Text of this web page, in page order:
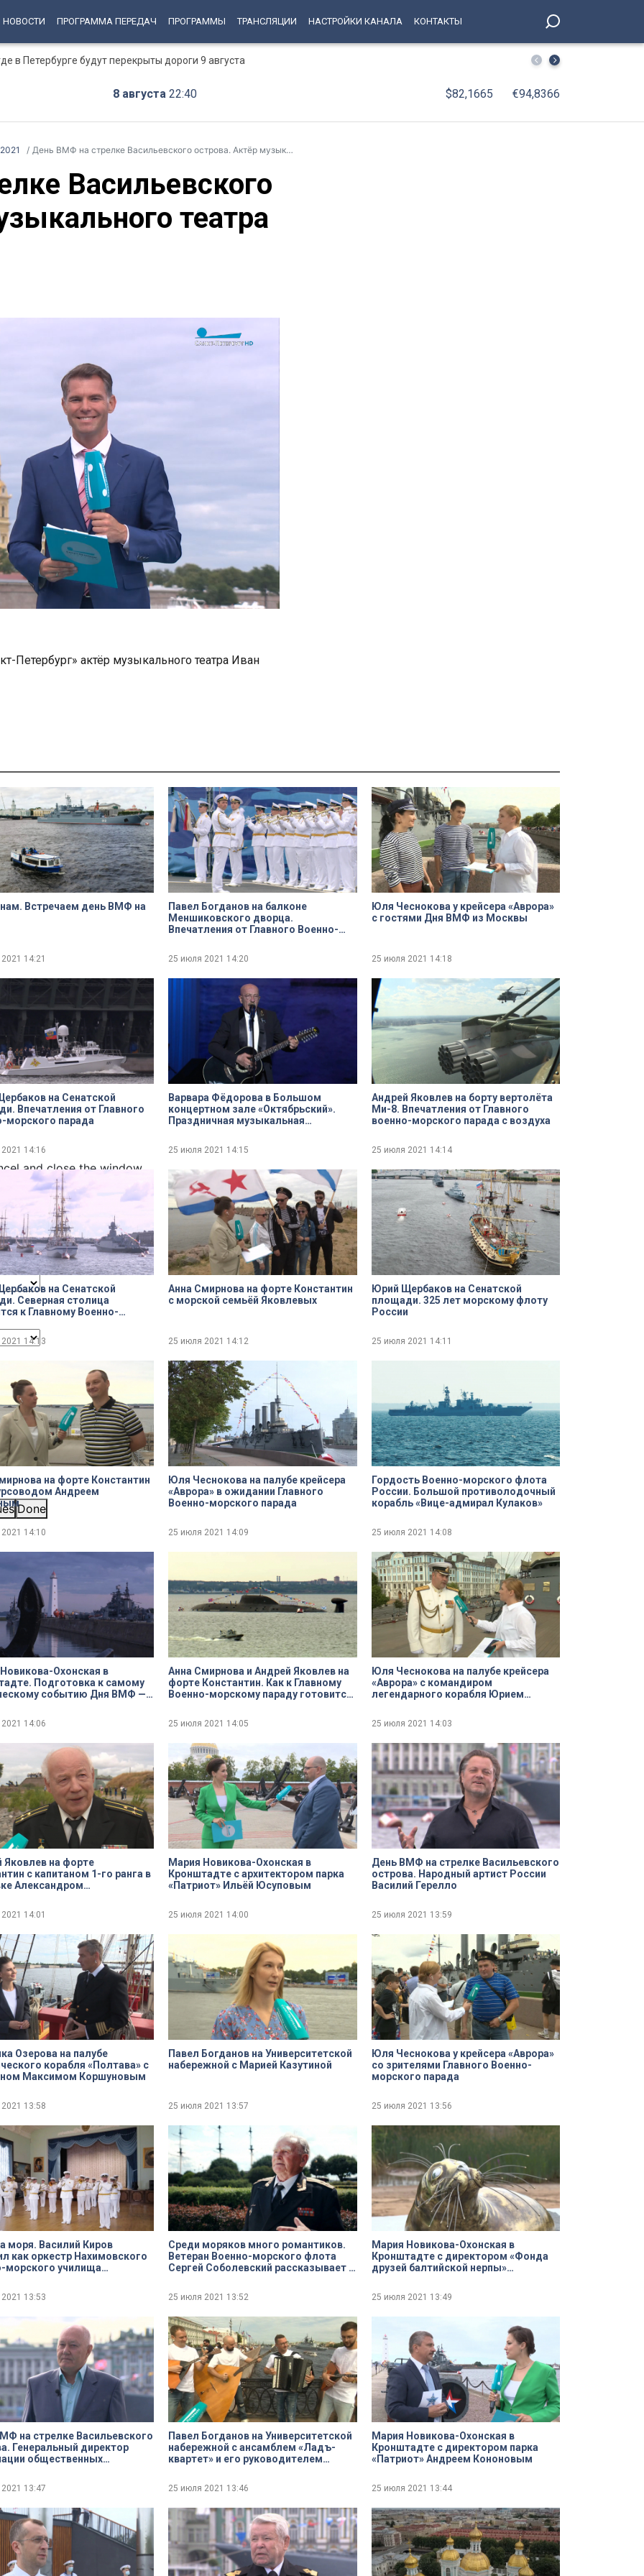
НОВОСТИ ПРОГРАММА ПЕРЕДАЧ ПРОГРАММЫ ТРАНСЛЯЦИИ НАСТРОЙКИ КАНАЛА КОНТАКТЫ
в Петербурге будут перекрыты дороги 9 августа На поле стадиона «Петровский» вышли лучшие игроки
8 августа 22:40 $82,1665 €94,8366
День ВМФ на стрелке Васильевского острова. Актёр музыкального театра Иван Ожогин
Васильевского
театра
and close the window.
Done
Петербург» актёр музыкального театра Иван
Встречаем день ВМФ на
14:21
Павел Богданов на балконе
Меншиковского дворца.
Впечатления от Главного Военно-
25 июля 2021 14:20
Юля Чеснокова у крейсера «Аврора»
с гостями Дня ВМФ из Москвы
25 июля 2021 14:18
на Сенатской
Впечатления от Главного
морского парада
14:16
Варвара Фёдорова в Большом
концертном зале «Октябрьский».
Праздничная музыкальная
25 июля 2021 14:15
Андрей Яковлев на борту вертолёта
Ми-8. Впечатления от Главного
военно-морского парада с воздуха
25 июля 2021 14:14
на Сенатской
Северная столица
к Главному Военно-
14:13
Анна Смирнова на форте Константин
с морской семьёй Яковлевых
25 июля 2021 14:12
Юрий Щербаков на Сенатской
площади. 325 лет морскому флоту
России
25 июля 2021 14:11
на форте Константин
Андреем
14:10
Юля Чеснокова на палубе крейсера
«Аврора» в ожидании Главного
Военно-морского парада
25 июля 2021 14:09
Гордость Военно-морского флота
России. Большой противолодочный
корабль «Вице-адмирал Кулаков»
25 июля 2021 14:08
Охонская в
Подготовка к самому
событию Дня ВМФ —
14:06
Анна Смирнова и Андрей Яковлев на
форте Константин. Как к Главному
Военно-морскому параду готовится
25 июля 2021 14:05
Юля Чеснокова на палубе крейсера
«Аврора» с командиром
легендарного корабля Юрием
25 июля 2021 14:03
Яковлев на форте
с капитаном 1-го ранга в
Александром
14:01
Мария Новикова-Охонская в
Кронштадте с архитектором парка
«Патриот» Ильёй Юсуповым
25 июля 2021 14:00
День ВМФ на стрелке Васильевского
острова. Народный артист России
Василий Герелло
25 июля 2021 13:59
Озерова на палубе
корабля «Полтава» с
Максимом Коршуновым
13:58
Павел Богданов на Университетской
набережной с Марией Казутиной
25 июля 2021 13:57
Юля Чеснокова у крейсера «Аврора»
со зрителями Главного Военно-
морского парада
25 июля 2021 13:56
моря. Василий Киров
как оркестр Нахимовского
морского училища
13:53
Среди моряков много романтиков.
Ветеран Военно-морского флота
Сергей Соболевский рассказывает о
25 июля 2021 13:52
Мария Новикова-Охонская в
Кронштадте с директором «Фонда
друзей балтийской нерпы»
25 июля 2021 13:49
на стрелке Васильевского
Генеральный директор
общественных
13:47
Павел Богданов на Университетской
набережной с ансамблем «Ладъ-
квартет» и его руководителем
25 июля 2021 13:46
Мария Новикова-Охонская в
Кронштадте с директором парка
«Патриот» Андреем Кононовым
25 июля 2021 13:44